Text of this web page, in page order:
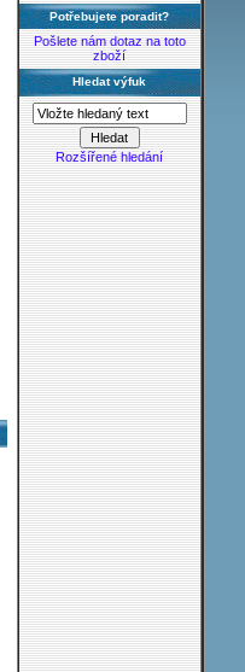
Potřebujete poradit?
Pošlete nám dotaz na toto
zboží
Hledat výfuk
Rozšířené hledání